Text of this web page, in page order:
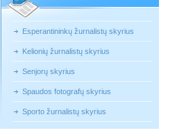
Esperantininkų žurnalistų skyrius
Kelionių žurnalistų skyrius
Senjorų skyrius
Spaudos fotografų skyrius
Sporto žurnalistų skyrius